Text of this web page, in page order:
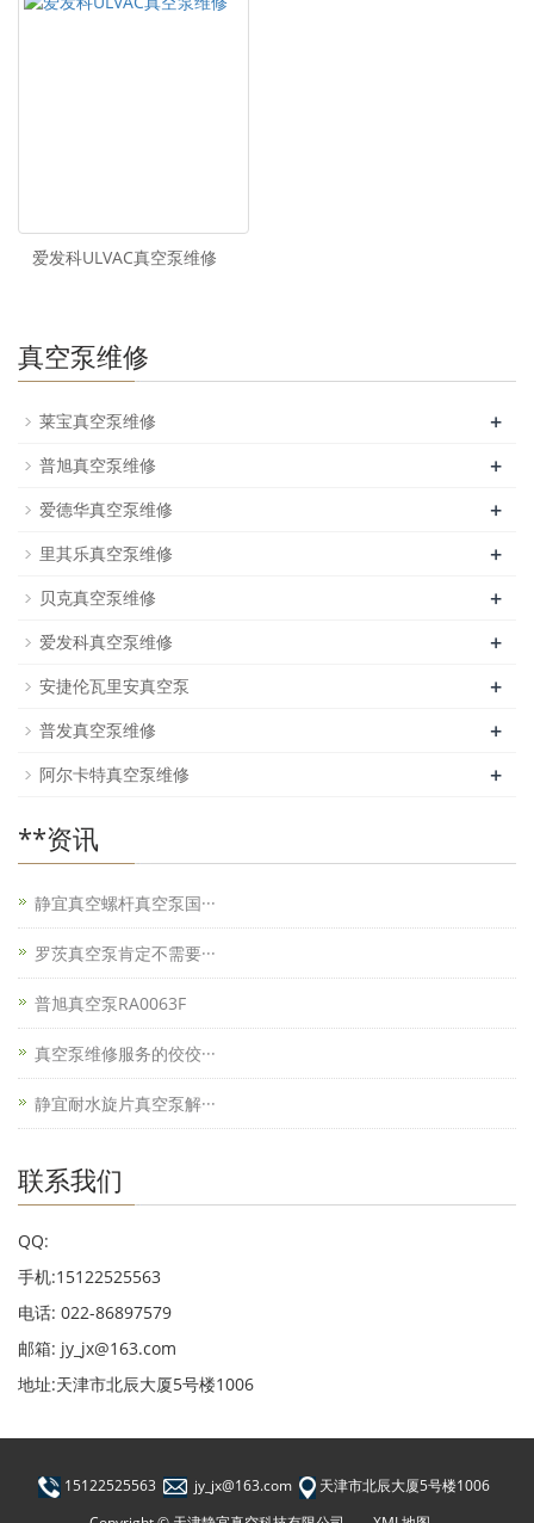
爱发科ULVAC真空泵维修
真空泵维修
莱宝真空泵维修 +
普旭真空泵维修 +
爱德华真空泵维修 +
里其乐真空泵维修 +
贝克真空泵维修 +
爱发科真空泵维修 +
安捷伦瓦里安真空泵 +
普发真空泵维修 +
阿尔卡特真空泵维修 +
**资讯
静宜真空螺杆真空泵国···
罗茨真空泵肯定不需要···
普旭真空泵RA0063F
真空泵维修服务的佼佼···
静宜耐水旋片真空泵解···
联系我们
QQ:
手机:15122525563
电话: 022-86897579
邮箱: jy_jx@163.com
地址:天津市北辰大厦5号楼1006
15122525563 jy_jx@163.com
天津市北辰大厦5号楼1006